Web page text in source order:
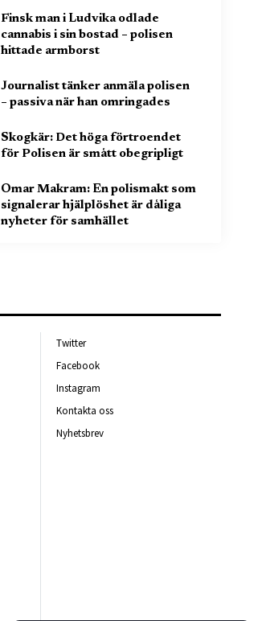
Finsk man i Ludvika odlade
cannabis i sin bostad – polisen
hittade armborst
Journalist tänker anmäla polisen
– passiva när han omringades
Skogkär: Det höga förtroendet
för Polisen är smått obegripligt
Omar Makram: En polismakt som
signalerar hjälplöshet är dåliga
nyheter för samhället
Twitter
Facebook
Instagram
Kontakta oss
Nyhetsbrev